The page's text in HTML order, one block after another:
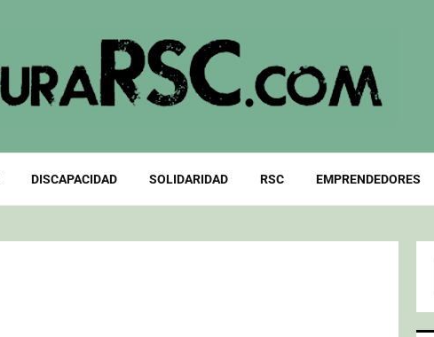
DISCAPACIDAD SOLIDARIDAD RSC EMPRENDEDORES